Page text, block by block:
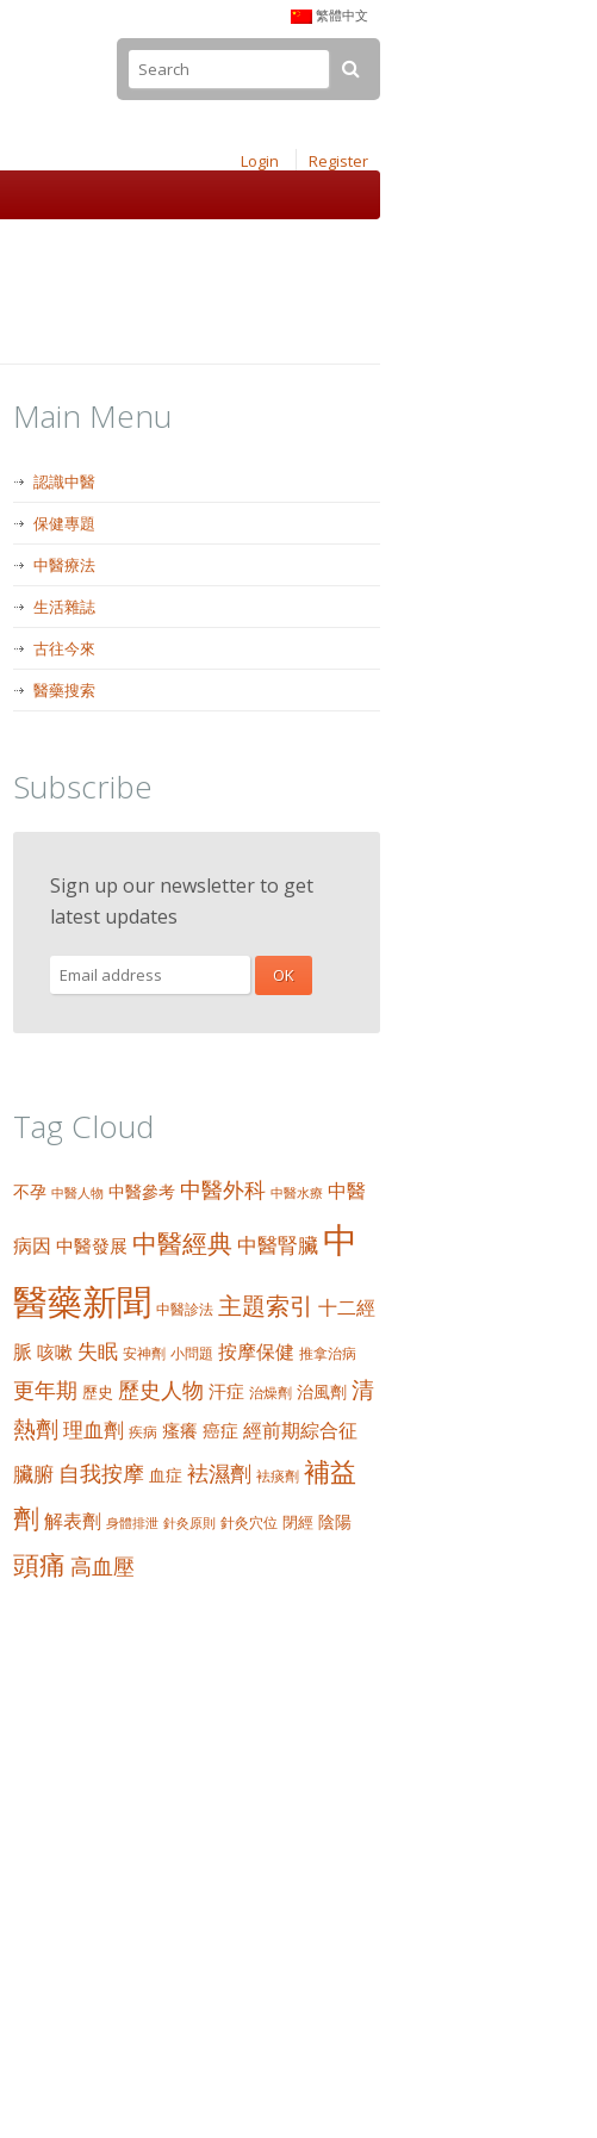
繁體中文
Login Register
Main Menu
認識中醫
保健專題
中醫療法
生活雜誌
古往今來
醫藥搜索
Subscribe
Sign up our newsletter to get
latest updates
Tag Cloud
不孕 中醫人物 中醫參考 中醫外科 中醫水療 中醫
病因 中醫發展 中醫經典 中醫腎臟 中
醫藥新聞 中醫診法 主題索引 十二經
脈 咳嗽 失眠 安神劑 小問題 按摩保健 推拿治病
更年期 歷史 歷史人物 汗症 治燥劑 治風劑 清
熱劑 理血劑 疾病 瘙癢 癌症 經前期綜合征
臟腑 自我按摩 血症 袪濕劑 袪痰劑 補益
劑 解表劑 身體排泄 針灸原則 針灸穴位 閉經 陰陽
頭痛 高血壓